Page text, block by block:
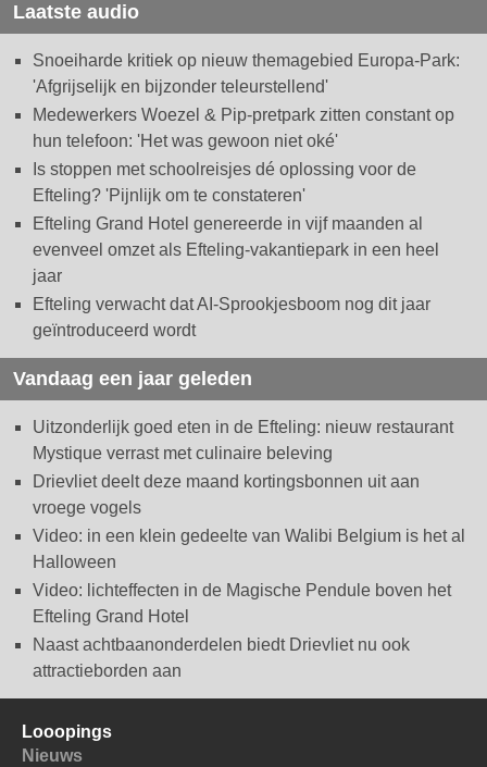
Laatste audio
Snoeiharde kritiek op nieuw themagebied Europa-Park:
'Afgrijselijk en bijzonder teleurstellend'
Medewerkers Woezel & Pip-pretpark zitten constant op
hun telefoon: 'Het was gewoon niet oké'
Is stoppen met schoolreisjes dé oplossing voor de
Efteling? 'Pijnlijk om te constateren'
Efteling Grand Hotel genereerde in vijf maanden al
evenveel omzet als Efteling-vakantiepark in een heel
jaar
Efteling verwacht dat AI-Sprookjesboom nog dit jaar
geïntroduceerd wordt
Vandaag een jaar geleden
Uitzonderlijk goed eten in de Efteling: nieuw restaurant
Mystique verrast met culinaire beleving
Drievliet deelt deze maand kortingsbonnen uit aan
vroege vogels
Video: in een klein gedeelte van Walibi Belgium is het al
Halloween
Video: lichteffecten in de Magische Pendule boven het
Efteling Grand Hotel
Naast achtbaanonderdelen biedt Drievliet nu ook
attractieborden aan
Looopings
Nieuws